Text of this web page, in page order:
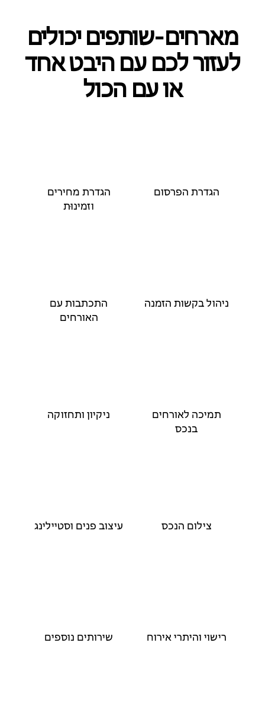
מארחים‑שותפים יכולים
לעזור לכם עם היבט אחד
או עם הכול
הגדרת הפרסום
הגדרת מחירים
וזמינוּת
ניהול בקשות הזמנה
התכתבות עם
האורחים
תמיכה לאורחים
בנכס
ניקיון ותחזוקה
צילום הנכס עיצוב פנים וסטיילינג
רישוי והיתרי אירוח שירותים נוספים